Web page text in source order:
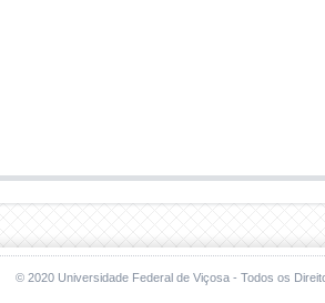
© 2020 Universidade Federal de Viçosa - Todos os